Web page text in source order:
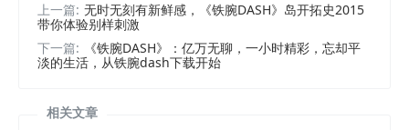
上一篇: 无时无刻有新鲜感，《铁腕DASH》岛开拓史2015
带你体验别样刺激
下一篇:
《铁腕DASH》：亿万无聊，一小时精彩，忘却平
淡的生活，从铁腕dash下载开始
相关文章